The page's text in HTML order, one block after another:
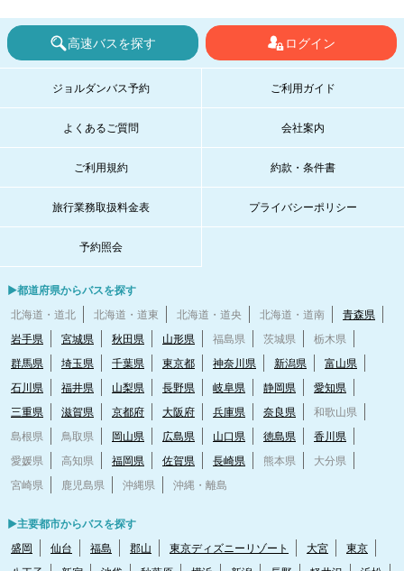
高速バスを探す ログイン
ジョルダンバス予約 ご利用ガイド
よくあるご質問 会社案内
ご利用規約 約款・条件書
旅行業務取扱料金表 プライバシーポリシー
予約照会
▶都道府県からバスを探す
北海道・道北
北海道・道東 北海道・道央 北海道・道南
青森県
岩手県
宮城県 秋田県 山形県 福島県 茨城県
栃木県
群馬県
埼玉県 千葉県 東京都 神奈川県 新潟県
富山県
石川県
福井県 山梨県 長野県 岐阜県 静岡県
愛知県
三重県
滋賀県 京都府 大阪府 兵庫県 奈良県
和歌山県
島根県
鳥取県 岡山県 広島県 山口県 徳島県
香川県
愛媛県
高知県 福岡県 佐賀県 長崎県 熊本県
大分県
宮崎県
鹿児島県 沖縄県 沖縄・離島
▶主要都市からバスを探す
盛岡
仙台 福島 郡山 東京ディズニーリゾート 大宮
東京